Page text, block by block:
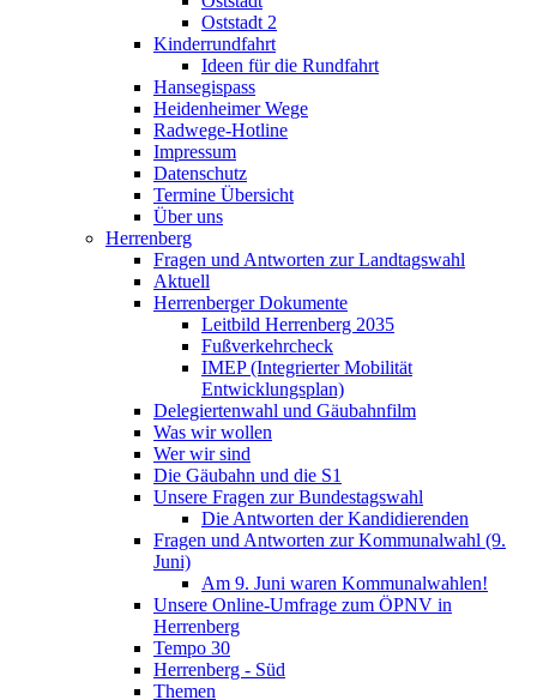
Oststadt 2
Kinderrundfahrt
Ideen für die Rundfahrt
Hansegispass
Heidenheimer Wege
Radwege-Hotline
Impressum
Datenschutz
Termine Übersicht
Über uns
Herrenberg
Fragen und Antworten zur Landtagswahl
Aktuell
Herrenberger Dokumente
Leitbild Herrenberg 2035
Fußverkehrcheck
IMEP (Integrierter Mobilität
Entwicklungsplan)
Delegiertenwahl und Gäubahnfilm
Was wir wollen
Wer wir sind
Die Gäubahn und die S1
Unsere Fragen zur Bundestagswahl
Die Antworten der Kandidierenden
Fragen und Antworten zur Kommunalwahl (9.
Juni)
Am 9. Juni waren Kommunalwahlen!
Unsere Online-Umfrage zum ÖPNV in
Herrenberg
Tempo 30
Herrenberg - Süd
Themen